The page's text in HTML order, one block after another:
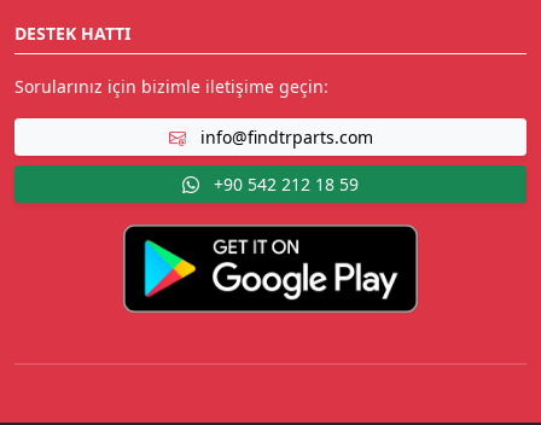
DESTEK HATTI
Sorularınız için bizimle iletişime geçin:
info@findtrparts.com
+90 542 212 18 59